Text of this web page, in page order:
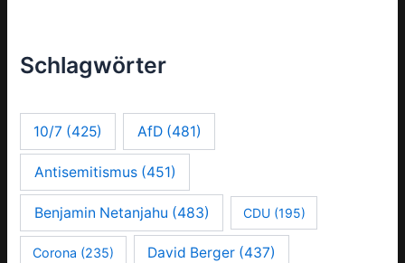
Schlagwörter
10/7 (425) AfD(481)
Antisemitismus(451)
Benjamin Netanjahu (483) CDU(195)
Corona (235) David Berger (437)